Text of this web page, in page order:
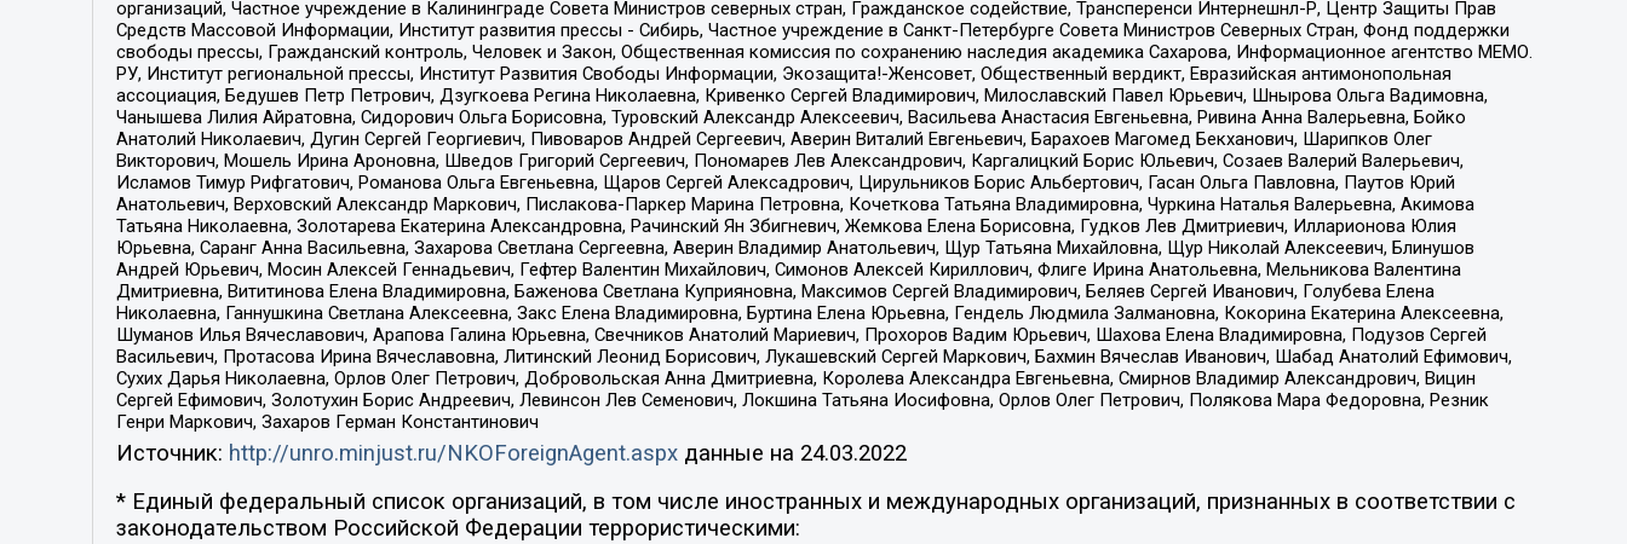
организаций, Частное учреждение в Калининграде Совета Министров северных стран, Гражданское содействие, Трансперенси Интернешнл-Р, Центр Защиты Прав
Средств Массовой Информации, Институт развития прессы - Сибирь, Частное учреждение в Санкт-Петербурге Совета Министров Северных Стран, Фонд поддержки
свободы прессы, Гражданский контроль, Человек и Закон, Общественная комиссия по сохранению наследия академика Сахарова, Информационное агентство МЕМО.
РУ, Институт региональной прессы, Институт Развития Свободы Информации, Экозащита!-Женсовет, Общественный вердикт, Евразийская антимонопольная
ассоциация, Бедушев Петр Петрович, Дзугкоева Регина Николаевна, Кривенко Сергей Владимирович, Милославский Павел Юрьевич, Шнырова Ольга Вадимовна,
Чанышева Лилия Айратовна, Сидорович Ольга Борисовна, Туровский Александр Алексеевич, Васильева Анастасия Евгеньевна, Ривина Анна Валерьевна, Бойко
Анатолий Николаевич, Дугин Сергей Георгиевич, Пивоваров Андрей Сергеевич, Аверин Виталий Евгеньевич, Барахоев Магомед Бекханович, Шарипков Олег
Викторович, Мошель Ирина Ароновна, Шведов Григорий Сергеевич, Пономарев Лев Александрович, Каргалицкий Борис Юльевич, Созаев Валерий Валерьевич,
Исламов Тимур Рифгатович, Романова Ольга Евгеньевна, Щаров Сергей Алексадрович, Цирульников Борис Альбертович, Гасан Ольга Павловна, Паутов Юрий
Анатольевич, Верховский Александр Маркович, Пислакова-Паркер Марина Петровна, Кочеткова Татьяна Владимировна, Чуркина Наталья Валерьевна, Акимова
Татьяна Николаевна, Золотарева Екатерина Александровна, Рачинский Ян Збигневич, Жемкова Елена Борисовна, Гудков Лев Дмитриевич, Илларионова Юлия
Юрьевна, Саранг Анна Васильевна, Захарова Светлана Сергеевна, Аверин Владимир Анатольевич, Щур Татьяна Михайловна, Щур Николай Алексеевич, Блинушов
Андрей Юрьевич, Мосин Алексей Геннадьевич, Гефтер Валентин Михайлович, Симонов Алексей Кириллович, Флиге Ирина Анатольевна, Мельникова Валентина
Дмитриевна, Вититинова Елена Владимировна, Баженова Светлана Куприяновна, Максимов Сергей Владимирович, Беляев Сергей Иванович, Голубева Елена
Николаевна, Ганнушкина Светлана Алексеевна, Закс Елена Владимировна, Буртина Елена Юрьевна, Гендель Людмила Залмановна, Кокорина Екатерина Алексеевна,
Шуманов Илья Вячеславович, Арапова Галина Юрьевна, Свечников Анатолий Мариевич, Прохоров Вадим Юрьевич, Шахова Елена Владимировна, Подузов Сергей
Васильевич, Протасова Ирина Вячеславовна, Литинский Леонид Борисович, Лукашевский Сергей Маркович, Бахмин Вячеслав Иванович, Шабад Анатолий Ефимович,
Сухих Дарья Николаевна, Орлов Олег Петрович, Добровольская Анна Дмитриевна, Королева Александра Евгеньевна, Смирнов Владимир Александрович, Вицин
Сергей Ефимович, Золотухин Борис Андреевич, Левинсон Лев Семенович, Локшина Татьяна Иосифовна, Орлов Олег Петрович, Полякова Мара Федоровна, Резник
Генри Маркович, Захаров Герман Константинович
Источник: http://unro.minjust.ru/NKOForeignAgent.aspxданные на 24.03.2022
* Единый федеральный список организаций, в том числе иностранных и международных организаций, признанных в соответствии с
законодательством Российской Федерации террористическими: